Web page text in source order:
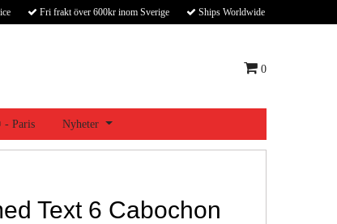
Fri frakt över 600kr inom Sverige Ships Worldwide
0
- Paris Nyheter
Text 6 Cabochon